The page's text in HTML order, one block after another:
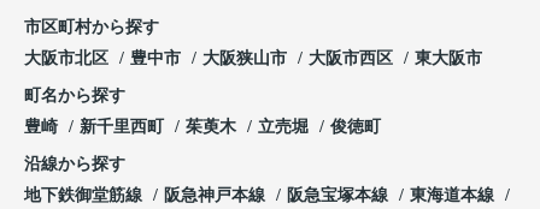
市区町村から探す
大阪市北区
豊中市 大阪狭山市 大阪市西区 東大阪市
町名から探す
豊崎
新千里西町 茱萸木 立売堀 俊徳町
沿線から探す
地下鉄御堂筋線
阪急神戸本線 阪急宝塚本線
東海道本線